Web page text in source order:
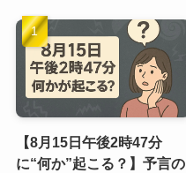
【8月15日午後2時47分
に“何か”起こる？】予言の